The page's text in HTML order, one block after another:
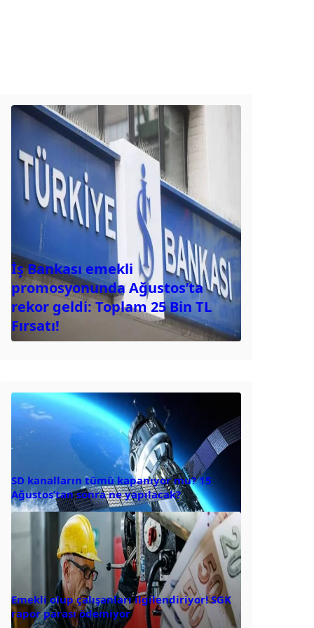
İş Bankası emekli
promosyonunda Ağustos’ta
rekor geldi: Toplam 25 Bin TL
Fırsatı!
SD kanalların tümü kapanıyor mu? 15
Ağustos’tan sonra ne yapılacak?
Emekli olup çalışanları ilgilendiriyor! SGK
rapor parası ödemiyor